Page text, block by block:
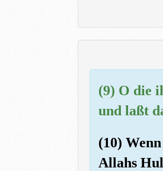
(9) O die
und laßt
(10)
Allahs